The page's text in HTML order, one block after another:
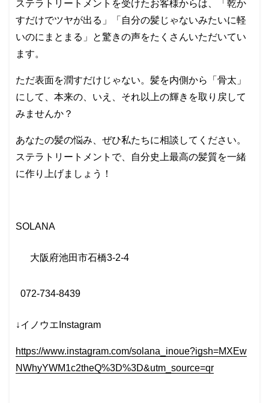
ステラトリートメントを受けたお客様からは、「乾か
すだけでツヤが出る」「自分の髪じゃないみたいに軽
いのにまとまる」と驚きの声をたくさんいただいてい
ます。
ただ表面を潤すだけじゃない。髪を内側から「骨太」
にして、本来の、いえ、それ以上の輝きを取り戻して
みませんか？
あなたの髪の悩み、ぜひ私たちに相談してください。
ステラトリートメントで、自分史上最高の髪質を一緒
に作り上げましょう！
SOLANA
大阪府池田市石橋3-2-4
072-734-8439
↓イノウエInstagram
https://www.instagram.com/solana_inoue?igsh=MXEw
NWhyYWM1c2theQ%3D%3D&utm_source=qr